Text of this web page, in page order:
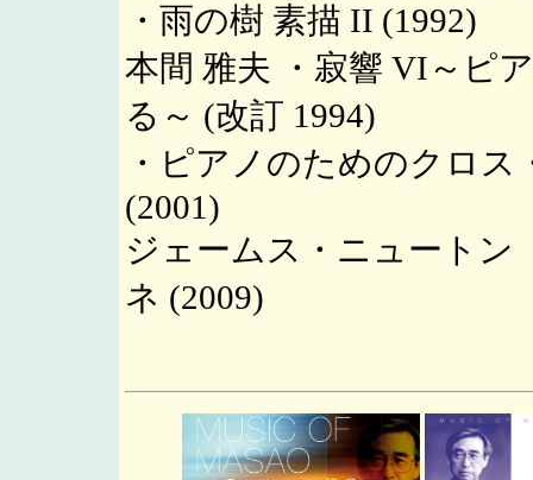
・雨の樹 素描 II (1992)
本間 雅夫 ・寂響 VI～ピ
る～ (改訂 1994)
・ピアノのためのクロス
(2001)
ジェームス・ニュートン
ネ (2009)